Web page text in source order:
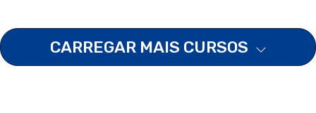
CARREGAR MAIS CURSOS